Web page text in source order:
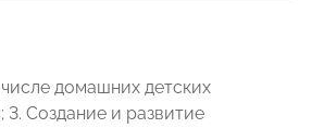
домашних детских
Создание и развитие